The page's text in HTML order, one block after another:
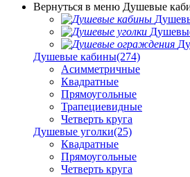
Вернуться в меню Душевые
Душевые кабины(274)
Асимметричные
Квадратные
Прямоугольные
Трапециевидные
Четверть круга
Душевые уголки(25)
Квадратные
Прямоугольные
Четверть круга